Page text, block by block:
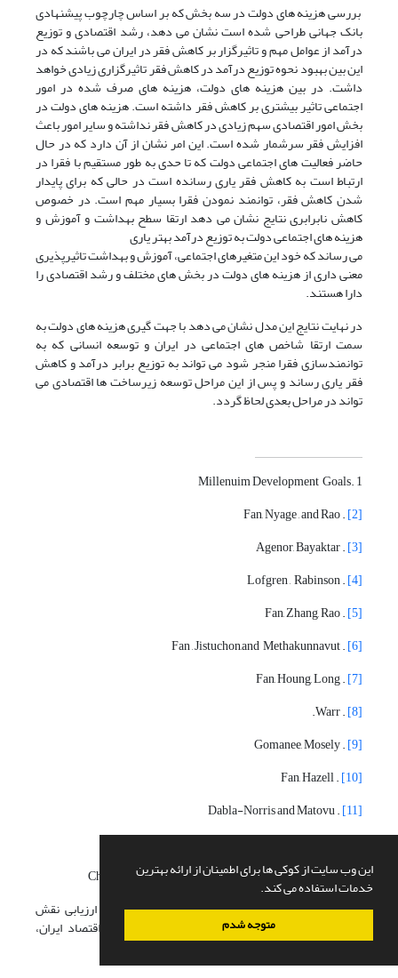
این وب سایت از کوکی ها برای اطمینان از ارائه بهترین
خدمات استفاده می کند.
متوجه شدم
بررسی هزینه های دولت در سه بخش که بر اساس چارچوب پیشنهادی
بانک جهانی طراحی شده است نشان می دهد، رشد اقتصادی و توزیع
درآمد از عوامل مهم و تاثیرگزار بر کاهش فقر در ایران می باشند که در
این بین بهبود نحوه توزیع درآمد در کاهش فقر تاثیرگزاری زیادی خواهد
داشت. در بین هزینه های دولت، هزینه های صرف شده در امور
اجتماعی تاثیر بیشتری بر کاهش فقر داشته است. هزینه های دولت در
بخش امور اقتصادی سهم زیادی در کاهش فقر نداشته و سایر امور باعث
افزایش فقر سرشمار شده است. این امر نشان از آن دارد که در حال
حاضر فعالیت های اجتماعی دولت که تا حدی به طور مستقیم با فقرا در
ارتباط است به کاهش فقر یاری رسانده است در حالی که برای پایدار
شدن کاهش فقر، توانمند نمودن فقرا بسیار مهم است. در خصوص
کاهش نابرابری نتایج نشان می دهد ارتقا سطح بهداشت و آموزش و
هزینه های اجتماعی دولت به توزیع درآمد بهتر یاری
می رساند که خود این متغیرهای اجتماعی، آموزش و بهداشت تاثیرپذیری
معنی داری از هزینه های دولت در بخش های مختلف و رشد اقتصادی را
دارا هستند.
در نهایت نتایج این مدل نشان می دهد با جهت گیری هزینه های دولت به
سمت ارتقا شاخص های اجتماعی در ایران و توسعه انسانی که به
توانمندسازی فقرا منجر شود می تواند به توزیع برابر درآمد و کاهش
فقر یاری رساند و پس از این مراحل توسعه زیرساخت ها اقتصادی می
تواند در مراحل بعدی لحاظ گردد.
1 .Millenuim Development Goals
[2]
. Fan, Nyage , and Rao
[3]
. Agenor, Bayaktar
[4]
. Lofgren , Rabinson
[5]
. Fan, Zhang, Rao
[6]
. Fan , Jistuchon,and Methakunnavut
[7]
. Fan, Houng, Long
[8]
. Warr.
[9]
. Gomanee, Mosely
[10]
. Fan, Hazell
[11]
. Dabla-Norris and Matovu
[13]
. Chu, Ke-young, Davoodi, hamidreza, Gupta, sanjeev
11. امینی، علیرضا و حجازی، آزاده. (1386)، «تحلیل و ارزیابی نقش
سلامت و بهداشت در ارتقاء بهره وری نیروی کار در اقتصاد ایران،
فصلنامه پژوهش های اقتصادی، شماره30.